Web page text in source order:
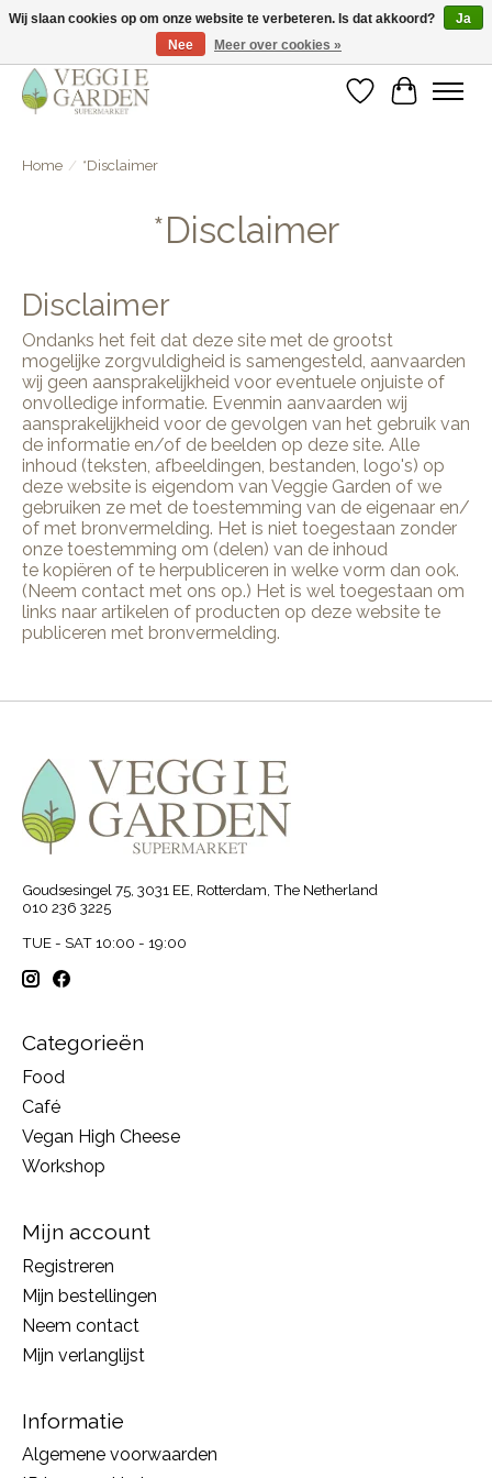
vegan & veggie products | free store pick-up
Verlanglijst
Home / *Disclaimer
*Disclaimer
Disclaimer
Ondanks het feit dat deze site met de grootst
mogelijke zorgvuldigheid is samengesteld, aanvaarden
wij geen aansprakelijkheid voor eventuele onjuiste of
onvolledige informatie. Evenmin aanvaarden wij
aansprakelijkheid voor de gevolgen van het gebruik van
de informatie en/of de beelden op deze site. Alle
inhoud (teksten, afbeeldingen, bestanden, logo's) op
deze website is eigendom van Veggie Garden of we
gebruiken ze met de toestemming van de eigenaar en/
of met bronvermelding. Het is niet toegestaan zonder
onze toestemming om (delen) van de inhoud
te kopiëren of te herpubliceren in welke vorm dan ook.
(Neem contact met ons op.) Het is wel toegestaan om
links naar artikelen of producten op deze website te
publiceren met bronvermelding.
Goudsesingel 75, 3031 EE, Rotterdam, The Netherland
010 236 3225
TUE - SAT 10:00 - 19:00
Categorieën
Food
Café
Vegan High Cheese
Workshop
Mijn account
Registreren
Mijn bestellingen
Neem contact
Mijn verlanglijst
Informatie
Algemene voorwaarden
Wij slaan cookies op om onze website te verbeteren. Is dat akkoord?
Ja
Nee
Meer over cookies »